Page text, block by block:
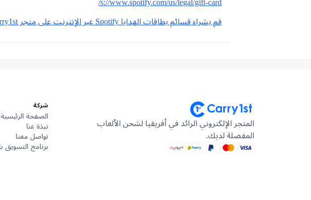
s://www.spotify.com/us/legal/gift-card/
قم بشراء قسائم بطاقات الهدايا Spotify عبر الإنترنت على متجر Carry1st !
المتجر الإلكتروني الرائد في أفريقيا لشحن الألعاب
المفضلة لديك.
شركة
الصفحة الرئيسية
نبذة عنا
تواصل معنا
برنامج التسويق